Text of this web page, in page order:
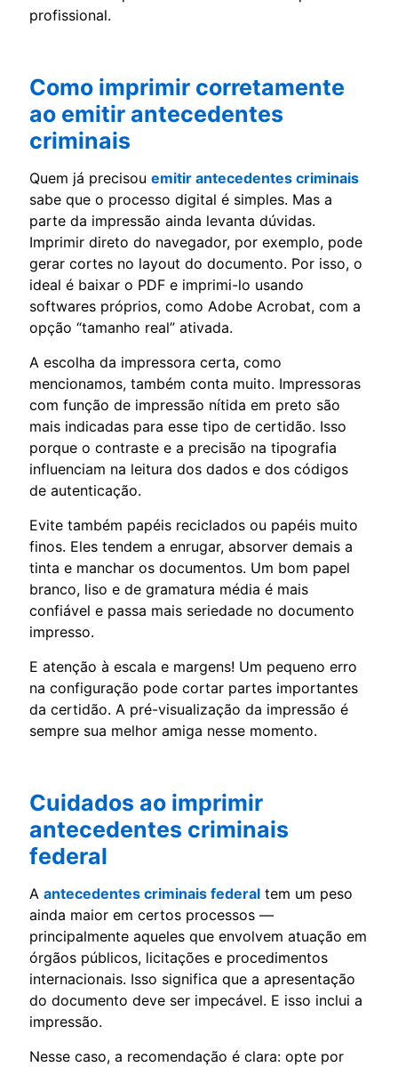
profissional.
Como imprimir corretamente
ao emitir antecedentes
criminais
Quem já precisou emitir antecedentes criminais
sabe que o processo digital é simples. Mas a
parte da impressão ainda levanta dúvidas.
Imprimir direto do navegador, por exemplo, pode
gerar cortes no layout do documento. Por isso, o
ideal é baixar o PDF e imprimi-lo usando
softwares próprios, como Adobe Acrobat, com a
opção “tamanho real” ativada.
A escolha da impressora certa, como
mencionamos, também conta muito. Impressoras
com função de impressão nítida em preto são
mais indicadas para esse tipo de certidão. Isso
porque o contraste e a precisão na tipografia
influenciam na leitura dos dados e dos códigos
de autenticação.
Evite também papéis reciclados ou papéis muito
finos. Eles tendem a enrugar, absorver demais a
tinta e manchar os documentos. Um bom papel
branco, liso e de gramatura média é mais
confiável e passa mais seriedade no documento
impresso.
E atenção à escala e margens! Um pequeno erro
na configuração pode cortar partes importantes
da certidão. A pré-visualização da impressão é
sempre sua melhor amiga nesse momento.
Cuidados ao imprimir
antecedentes criminais
federal
A antecedentes criminais federal tem um peso
ainda maior em certos processos —
principalmente aqueles que envolvem atuação em
órgãos públicos, licitações e procedimentos
internacionais. Isso significa que a apresentação
do documento deve ser impecável. E isso inclui a
impressão.
Nesse caso, a recomendação é clara: opte por